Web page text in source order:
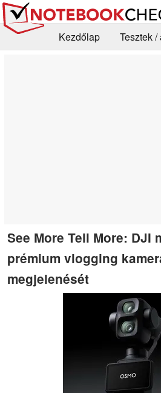
Kezdőlap
Tesztek
See More Tell More: DJI
prémium vlogging
megjelenését